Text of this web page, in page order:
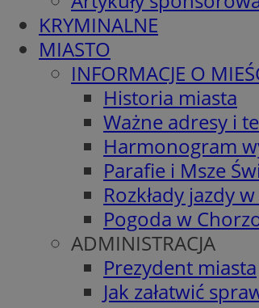
KRYMINALNE
MIASTO
INFORMACJE O
Historia miasta
Ważne adresy i
Harmonogram
Parafie i Msze
Rozkłady jazdy
Pogoda w
ADMINISTRACJA
Prezydent miasta
Jak załatwić